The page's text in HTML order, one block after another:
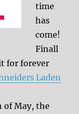
time
has
come!
Finall
for forever
Laden
of May, the